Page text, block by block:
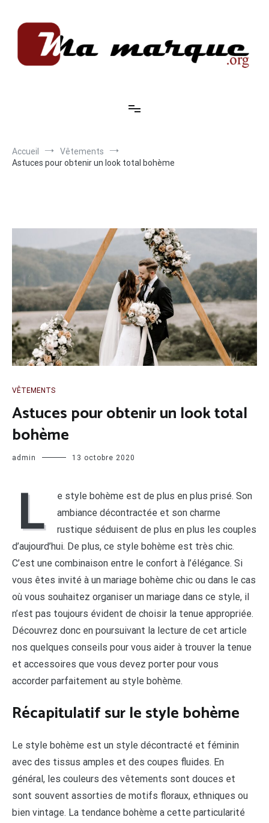
contenu
Accueil
Vêtements
Astuces pour obtenir un look total bohème
VÊTEMENTS
Astuces pour obtenir un look total
bohème
admin 13 octobre 2020
L
e style bohème est de plus en plus prisé. Son
ambiance décontractée et son charme
rustique séduisent de plus en plus les couples
d’aujourd’hui. De plus, ce style bohème est très chic.
C’est une combinaison entre le confort à l’élégance. Si
vous êtes invité à un mariage bohème chic ou dans le cas
où vous souhaitez organiser un mariage dans ce style, il
n’est pas toujours évident de choisir la tenue appropriée.
Découvrez donc en poursuivant la lecture de cet article
nos quelques conseils pour vous aider à trouver la tenue
et accessoires que vous devez porter pour vous
accorder parfaitement au style bohème.
Récapitulatif sur le style bohème
Le style bohème est un style décontracté et féminin
avec des tissus amples et des coupes fluides. En
général, les couleurs des vêtements sont douces et
sont souvent assorties de motifs floraux, ethniques ou
bien vintage. La tendance bohème a cette particularité